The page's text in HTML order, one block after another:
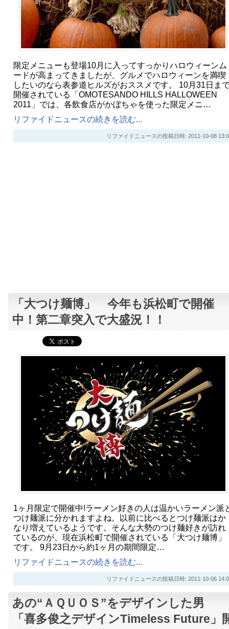
限定メニューも登場10月に入ってすっかりハロウィーンム
ードが高まってきましたが、グルメでハロウィーンを満喫
したいのなら表参道ヒルズがおススメです。 10月31日ま
開催されている「OMOTESANDO HILLS HALLOWEEN
2011」では、各飲食店がかぼちゃを使った限定メニ…
リファイドニュースの続きを読む...
リファイドニュースの投稿日時: 2011-10-08
「大つけ麺博」 今年も浜松町で開催
中！第二章突入で大盛況！！
1ヶ月限定で開催中!ラーメン好きの人は温かいラーメン派
つけ麺派に分かれますよね。以前に比べるとつけ麺派はか
なり増えているようです。そんな大勢のつけ麺好きが訪れ
ているのが、現在浜松町で開催されている「大つけ麺博」
です。 9月23日から約1ヶ月の期間限定…
リファイドニュースの続きを読む...
リファイドニュースの投稿日時: 2011-10-06
あの“ＡＱＵＯＳ”をデザインした男
「喜多俊之デザインTimeless Future」